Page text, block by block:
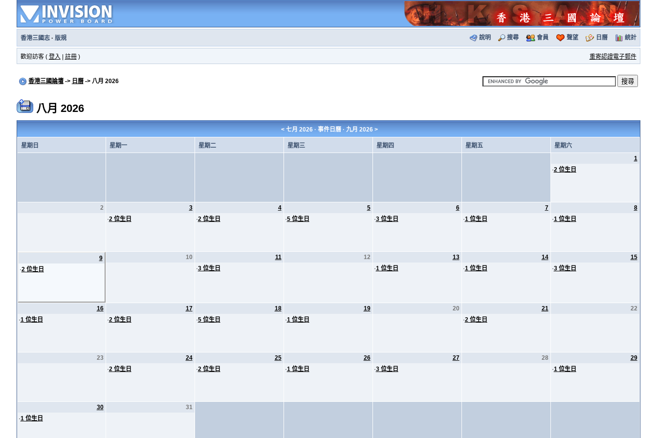
香港三國志· 版規 說明 搜尋 會員 聲望 日曆 統計
歡迎訪客 ( 登入 註冊) 重寄認證電子郵件
香港三國論壇-> 日曆-> 八月 2026
八月 2026
<七月 2026 · 事件日曆 ·九月 2026 >
星期日 星期一 星期二 星期三 星期四 星期五
星期六
1
·2 位生日
2
3
·2 位生日
4
·2 位生日
5
·5 位生日
6
·3 位生日
7
·1 位生日
8
·1 位生日
9
·2 位生日
10
11
·3 位生日
12
13
·1 位生日
14
·1 位生日
15
·3 位生日
16
·1 位生日
17
·2 位生日
18
·5 位生日
19
·1 位生日
20
21
·2 位生日
22
23
24
·2 位生日
25
·2 位生日
26
·1 位生日
27
·3 位生日
28
29
·1 位生日
30
·1 位生日
31